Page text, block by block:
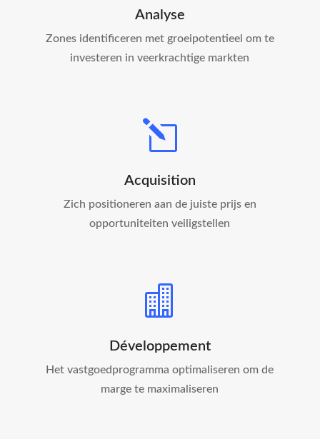
Analyse
Zones identificeren met groeipotentieel om te
investeren in veerkrachtige markten
l
Acquisition
Zich positioneren aan de juiste prijs en
opportuniteiten veiligstellen

Développement
Het vastgoedprogramma optimaliseren om de
marge te maximaliseren